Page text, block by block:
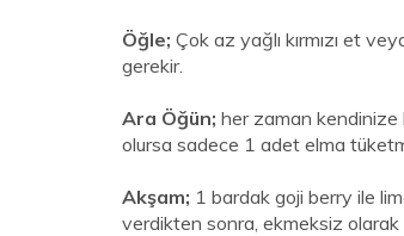
Öğle; Çok az yağlı kırmızı et
gerekir.
Ara Öğün; her zaman kendinize
olursa sadece 1 adet elma
Akşam; 1 bardak goji berry ile
verdikten sonra, ekmeksiz olarak